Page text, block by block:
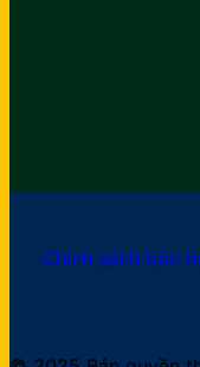
Chính sách bảo